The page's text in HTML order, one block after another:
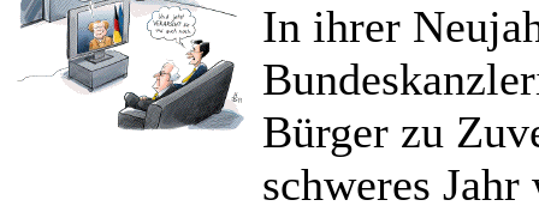
In ihrer
Bürger zu
schweres Jahr